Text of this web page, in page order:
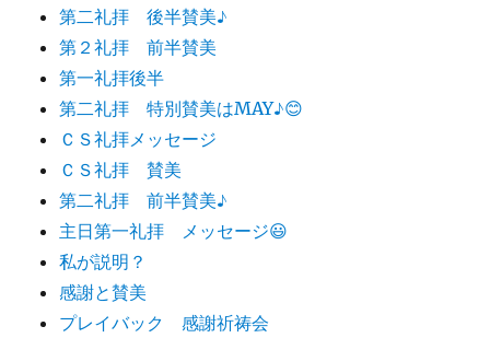
第二礼拝 後半賛美♪
第２礼拝 前半賛美
第一礼拝後半
第二礼拝 特別賛美はMAY♪😊
ＣＳ礼拝メッセージ
ＣＳ礼拝 賛美
第二礼拝 前半賛美♪
主日第一礼拝 メッセージ😃
私が説明？
感謝と賛美
プレイバック 感謝祈祷会